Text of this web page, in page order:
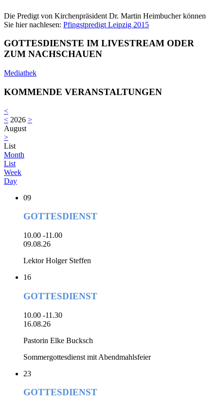
Die Predigt von Kirchenpräsident Dr. Martin Heimbucher können
Sie hier nachlesen: Pfingstpredigt Leipzig 2015
GOTTESDIENSTE IM LIVESTREAM ODER
ZUM NACHSCHAUEN
Mediathek
KOMMENDE VERANSTALTUNGEN
<
< 2026 >
August
>
List
Month
List
Week
Day
09
GOTTESDIENST
10.00 -11.00
09.08.26
Lektor Holger Steffen
16
GOTTESDIENST
10.00 -11.30
16.08.26
Pastorin Elke Bucksch
Sommergottesdienst mit Abendmahlsfeier
23
GOTTESDIENST